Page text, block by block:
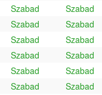
Szabad
Szabad
Szabad
Szabad
Szabad
Szabad
Szabad
Szabad
Szabad
Szabad
Szabad
Szabad